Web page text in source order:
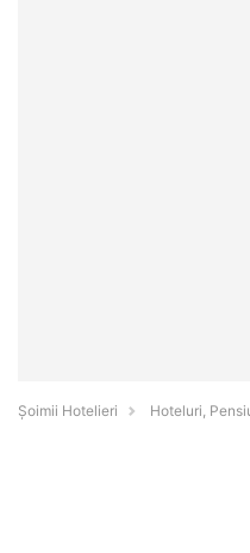
Șoimii Hotelieri Hoteluri,